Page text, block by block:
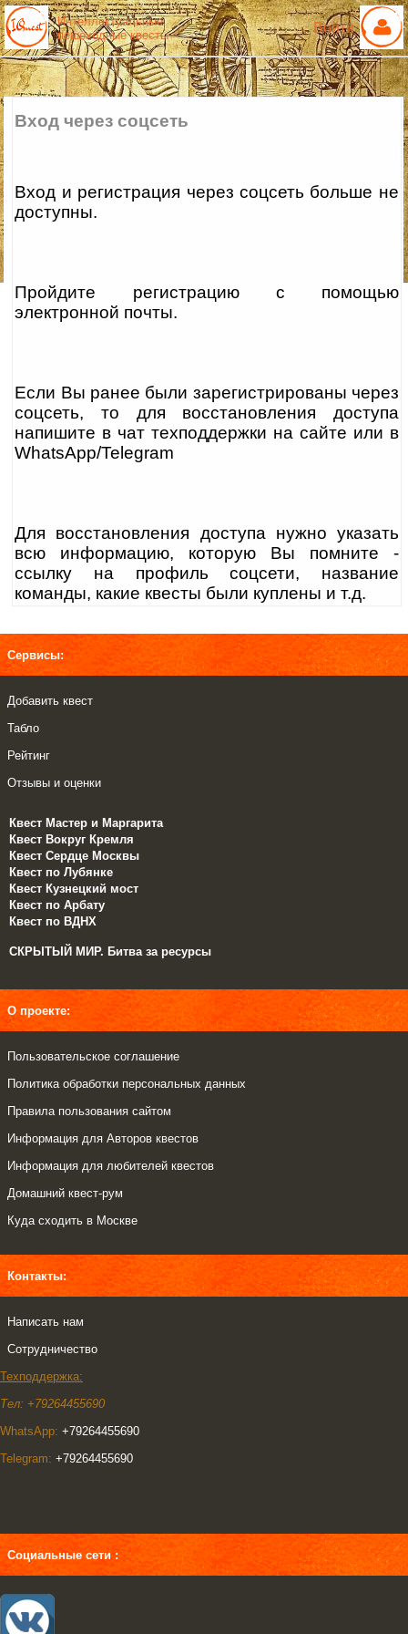
Интеллектуальные
пешеходные квесты
Войти
Вход через соцсеть
Вход и регистрация через соцсеть больше не
доступны.
Пройдите регистрацию с помощью
электронной почты.
Если Вы ранее были зарегистрированы через
соцсеть, то для восстановления доступа
напишите в чат техподдержки на сайте или в
WhatsApp/Telegram
Для восстановления доступа нужно указать
всю информацию, которую Вы помните -
ссылку на профиль соцсети, название
команды, какие квесты были куплены и т.д.
Сервисы:
Добавить квест
Табло
Рейтинг
Отзывы и оценки
Квест Мастер и Маргарита
Квест Вокруг Кремля
Квест Сердце Москвы
Квест по Лубянке
Квест Кузнецкий мост
Квест по Арбату
Квест по ВДНХ
СКРЫТЫЙ МИР. Битва за ресурсы
О проекте:
Пользовательское соглашение
Политика обработки персональных данных
Правила пользования сайтом
Информация для Авторов квестов
Информация для любителей квестов
Домашний квест-рум
Куда сходить в Москве
Контакты:
Написать нам
Сотрудничество
Техподдержка:
Тел: +79264455690
WhatsApp: +79264455690
Telegram: +79264455690
Социальные сети :